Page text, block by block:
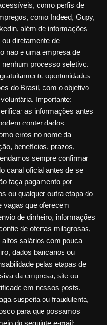
como perfis de
como Indeed, Gupy,
além de informações
diretamente de
não é uma empresa de
processo seletivo.
oportunidades
do Brasil, com o objetivo
Importante:
as informações antes
conter dados
erros no nome da
benefícios, prazos,
sempre confirmar
canal oficial antes de se
faça pagamento por
ou qualquer outra etapa do
vagas que oferecem
de dinheiro, informações
de ofertas milagrosas,
salários com pouca
dados bancários ou
pelas etapas de
da empresa, site ou
em nossos posts.
suspeita ou fraudulenta,
para que possamos
do seguinte e-mail: